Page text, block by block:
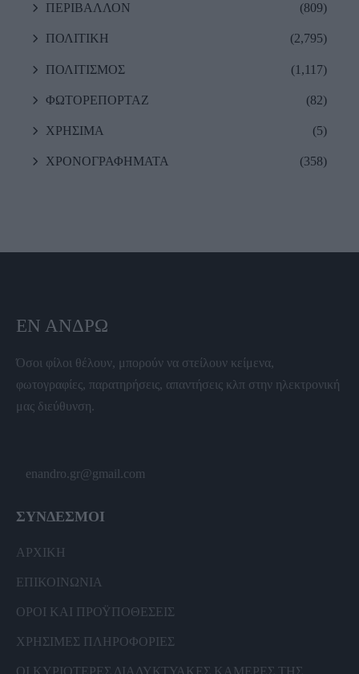
ΠΕΡΙΒΑΛΛΟΝ (809)
ΠΟΛΙΤΙΚΗ (2,795)
ΠΟΛΙΤΙΣΜΟΣ (1,117)
ΦΩΤΟΡΕΠΟΡΤΑΖ (82)
ΧΡΗΣΙΜΑ (5)
ΧΡΟΝΟΓΡΑΦΗΜΑΤΑ (358)
ΕΝ ΆΝΔΡΩ
Όσοι φίλοι θέλουν, μπορούν να στείλουν κείμενα,
φωτογραφίες, παρατηρήσεις, απαντήσεις κλπ στην ηλεκτρονική
μας διεύθυνση.
enandro.gr@gmail.com
ΣΥΝΔΕΣΜΟΙ
ΑΡΧΙΚΗ
ΕΠΙΚΟΙΝΩΝΙΑ
ΟΡΟΙ ΚΑΙ ΠΡΟΫΠΟΘΕΣΕΙΣ
ΧΡΗΣΙΜΕΣ ΠΛΗΡΟΦΟΡΙΕΣ